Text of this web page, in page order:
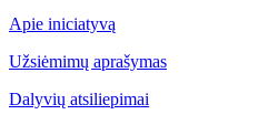
Apie iniciatyvą
Užsiėmimų aprašymas
Dalyvių atsiliepimai